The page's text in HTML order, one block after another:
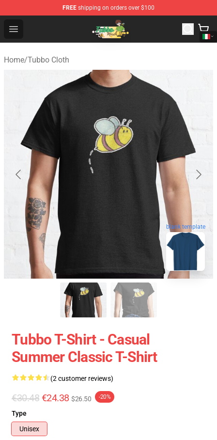
FREE shipping on orders over $100
Open menu
Tubbo Store - Official Tubbo Merchandise Shop
Home/Tubbo Cloth
blank template
Tubbo T-Shirt - Casual
Summer Classic T-Shirt
(2 customer reviews)
€30.48 €24.38 $26.50 -20%
Type
Unisex